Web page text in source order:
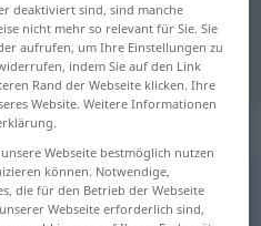
deaktiviert sind, sind manche
nicht mehr so relevant für Sie. Sie
aufrufen, um Ihre Einstellungen zu
indem Sie auf den Link
Rand der Webseite klicken. Ihre
Website. Weitere Informationen
Webseite bestmöglich nutzen
können. Notwendige,
die für den Betrieb der Webseite
Webseite erforderlich sind,